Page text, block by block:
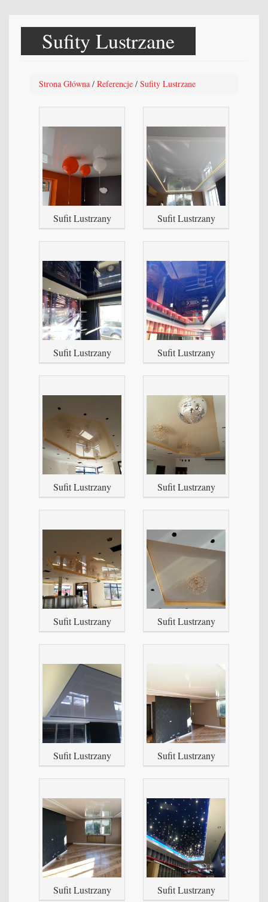
Sufity Lustrzane
Strona Główna / Referencje / Sufity Lustrzane
Sufit Lustrzany Sufit Lustrzany
Sufit Lustrzany Sufit Lustrzany
Sufit Lustrzany Sufit Lustrzany
Sufit Lustrzany Sufit Lustrzany
Sufit Lustrzany Sufit Lustrzany
Sufit Lustrzany Sufit Lustrzany